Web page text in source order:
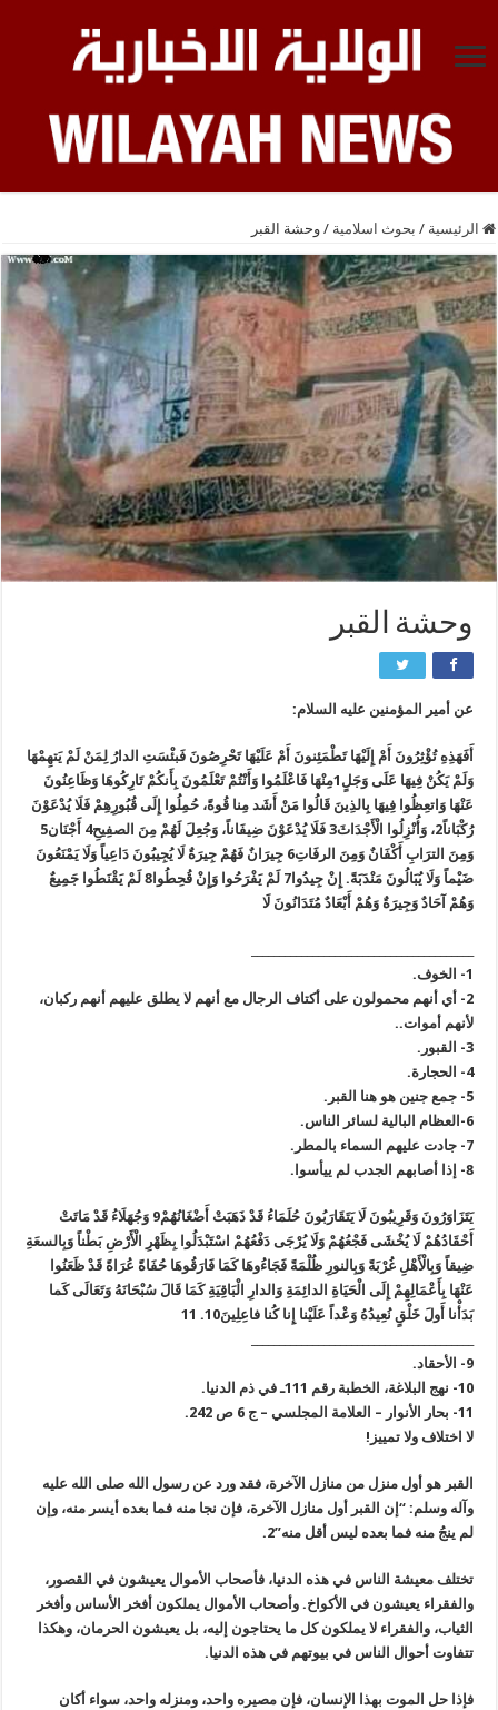
الرئيسية / بحوث اسلامية / وحشة القبر
وحشة القبر
عن أمير المؤمنين عليه السلام:
أَفَهَذِهِ تُؤْثِرُونَ أَمْ إِلَيْهَا تَطْمَئِنونَ أَمْ عَلَيْهَا تَحْرِصُونَ فَبئْسَتِ الدارُ لِمَنْ لَمْ يَتهِمْهَا
وَلَمْ يَكُنْ فِيهَا عَلَى وَجَلٍ1مِنْهَا فَاعْلَمُوا وَأَنْتُمْ تَعْلَمُونَ بِأَنكُمْ تَارِكُوهَا وَظَاعِنُونَ
عَنْهَا وَاتعِظُوا فِيهَا بِالذِينَ قَالُوا مَنْ أَشَد مِنا قُوةً، حُمِلُوا إِلَى قُبُورِهِمْ فَلَا يُدْعَوْنَ
رُكْبَاناً2، وَأُنْزِلُوا الْأَجْدَاثَ3 فَلَا يُدْعَوْنَ ضِيفَاناً، وَجُعِلَ لَهُمْ مِنَ الصفِيحِ4 أَجْنَان5
وَمِنَ الترَابِ أَكْفَانٌ وَمِنَ الرفَاتِ6 جِيرَانٌ فَهُمْ جِيرَةٌ لَا يُجِيبُونَ دَاعِياً وَلَا يَمْنَعُونَ
ضَيْماً وَلَا يُبَالُونَ مَنْدَبَةً. إِنْ جِيدُوا7 لَمْ يَفْرَحُوا وَإِنْ قُحِطُوا8 لَمْ يَقْنَطُوا جَمِيعٌ
وَهُمْ آحَادٌ وَجِيرَةٌ وَهُمْ أَبْعَادٌ مُتَدَانُونَ لَا
1- الخوف.
2- أي أنهم محمولون على أكتاف الرجال مع أنهم لا يطلق عليهم أنهم ركبان،
لأنهم أموات..
3- القبور.
4- الحجارة.
5- جمع جنين هو هنا القبر.
6-العظام البالية لسائر الناس.
7- جادت عليهم السماء بالمطر.
8- إذا أصابهم الجدب لم ييأسوا.
يَتَزَاوَرُونَ وَقَرِيبُونَ لَا يَتَقَارَبُونَ حُلَمَاءُ قَدْ ذَهَبَتْ أَضْغَانُهُمْ9 وَجُهَلَاءُ قَدْ مَاتَتْ
أَحْقَادُهُمْ لَا يُخْشَى فَجْعُهُمْ وَلَا يُرْجَى دَفْعُهُمْ اسْتَبْدَلُوا بِظَهْرِ الْأَرْضِ بَطْناً وَبِالسعَةِ
ضِيقاً وَبِالْأَهْلِ غُرْبَةً وَبِالنورِ ظُلْمَةً فَجَاءُوهَا كَمَا فَارَقُوهَا حُفَاةً عُرَاةً قَدْ ظَعَنُوا
عَنْهَا بِأَعْمَالِهِمْ إِلَى الْحَيَاةِ الدائِمَةِ وَالدارِ الْبَاقِيَةِ كَمَا قَالَ سُبْحَانَهُ وَتَعَالَى كَما
بَدَأْنا أَولَ خَلْقٍ نُعِيدُهُ وَعْداً عَلَيْنا إِنا كُنا فاعِلِينَ10. 11
9- الأحقاد.
10- نهج البلاغة، الخطبة رقم 111ـ في ذم الدنيا.
11- بحار الأنوار – العلامة المجلسي – ج 6 ص 242.
لا اختلاف ولا تمييز!
القبر هو أول منزل من منازل الآخرة، فقد ورد عن رسول الله صلى الله عليه
وآله وسلم: “إن القبر أول منازل الآخرة، فإن نجا منه فما بعده أيسر منه، وإن
لم ينجُ منه فما بعده ليس أقل منه”2.
تختلف معيشة الناس في هذه الدنيا، فأصحاب الأموال يعيشون في القصور،
والفقراء يعيشون في الأكواخ. وأصحاب الأموال يملكون أفخر الأساس وأفخر
الثياب، والفقراء لا يملكون كل ما يحتاجون إليه، بل يعيشون الحرمان، وهكذا
تتفاوت أحوال الناس في بيوتهم في هذه الدنيا.
فإذا حل الموت بهذا الإنسان، فإن مصيره واحد، ومنزله واحد، سواء أكان